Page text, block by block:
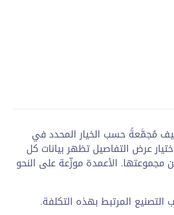
مُجمَّعةً حسب الخيار المحدد في
عرض التفاصيل تظهر بيانات كل
الأعمدة موزّعة على النحو
التصنيع المرتبط بهذه التكلفة.